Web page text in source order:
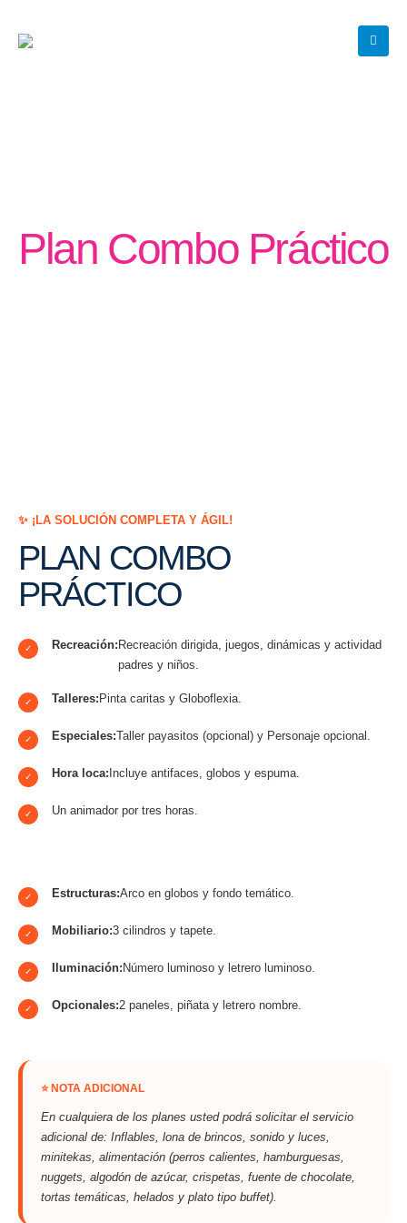
Plan Combo Práctico
✨ ¡LA SOLUCIÓN COMPLETA Y ÁGIL!
PLAN COMBO
PRÁCTICO
✓ Recreación:Recreación dirigida, juegos, dinámicas y actividad
padres y niños.
✓ Talleres:Pinta caritas y Globoflexia.
✓ Especiales:Taller payasitos (opcional) y Personaje opcional.
✓ Hora loca:Incluye antifaces, globos y espuma.
✓ Un animador por tres horas.
✓ Estructuras:Arco en globos y fondo temático.
✓ Mobiliario:3 cilindros y tapete.
✓ Iluminación:Número luminoso y letrero luminoso.
✓ Opcionales:2 paneles, piñata y letrero nombre.
⭐ NOTA ADICIONAL
En cualquiera de los planes usted podrá solicitar el servicio
adicional de: Inflables, lona de brincos, sonido y luces,
minitekas, alimentación (perros calientes, hamburguesas,
nuggets, algodón de azúcar, crispetas, fuente de chocolate,
tortas temáticas, helados y plato tipo buffet).